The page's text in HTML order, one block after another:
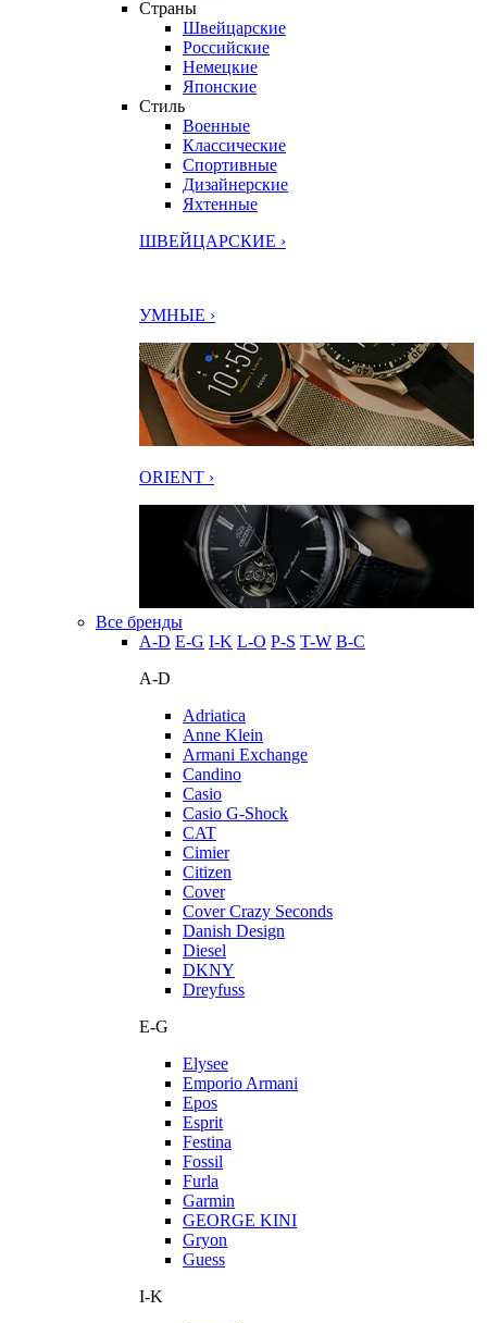
Страны
Швейцарские
Российские
Немецкие
Японские
Стиль
Военные
Классические
Спортивные
Дизайнерские
Яхтенные
ШВЕЙЦАРСКИЕ ›
УМНЫЕ ›
ORIENT ›
Все бренды
A-D E-G I-K L-O P-S T-W В-С
A-D
Adriatica
Anne Klein
Armani Exchange
Candino
Casio
Casio G-Shock
CAT
Cimier
Citizen
Cover
Cover Crazy Seconds
Danish Design
Diesel
DKNY
Dreyfuss
E-G
Elysee
Emporio Armani
Epos
Esprit
Festina
Fossil
Furla
Garmin
GEORGE KINI
Gryon
Guess
I-K